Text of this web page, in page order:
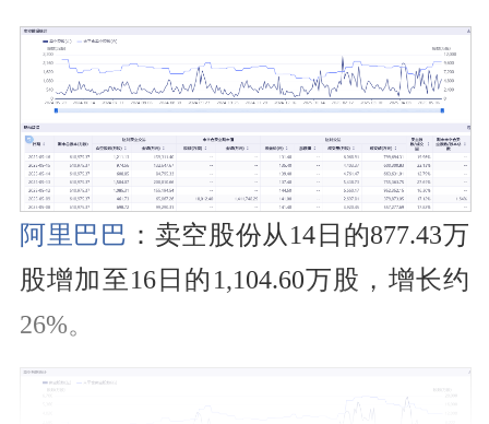
阿里巴巴 ：卖空股份从14日的877.43万
股增加至16日的1,104.60万股，增长约
26%。